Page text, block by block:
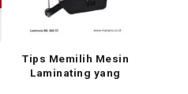
Tips Memilih Mesin
Laminating yang